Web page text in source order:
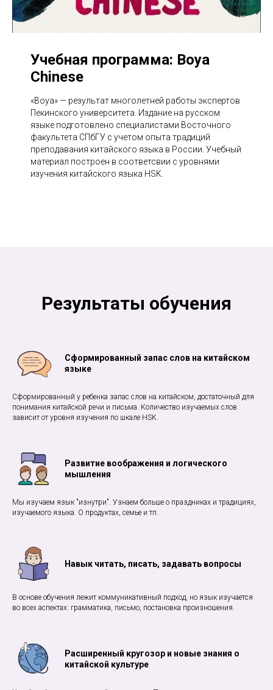
Учебная программа: Boya
Chinese
«Boya» — результат многолетней работы экспертов
Пекинского университета. Издание на русском
языке подготовлено специалистами Восточного
факультета СПбГУ с учетом опыта традиций
преподавания китайского языка в России. Учебный
материал построен в соответсвии с уровнями
изучения китайского языка HSK.
Результаты обучения
Сформированный запас слов на китайском
языке
Сформированный у ребенка запас слов на китайском, достаточный для
понимания китайской речи и письма. Количество изучаемых слов
зависит от уровня изучения по шкале HSK.
Развитие воображения и логического
мышления
Мы изучаем язык "изнутри". Узнаем больше о праздниках и традициях,
изучаемого языка. О продуктах, семье и тп.
Навык читать, писать, задавать вопросы
В основе обучения лежит коммуникативный подход, но язык изучается
во всех аспектах: грамматика, письмо, постановка произношения.
Расширенный кругозор и новые знания о
китайской культуре